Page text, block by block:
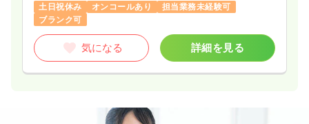
土日祝休み
オンコールあり
担当業務未経験可
ブランク可
気になる 詳細を見る